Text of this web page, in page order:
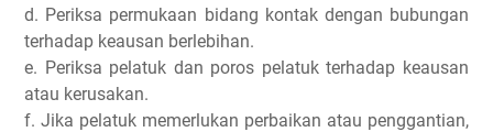
d. Periksa permukaan bidang kontak dengan bubungan
terhadap keausan berlebihan.
e. Periksa pelatuk dan poros pelatuk terhadap keausan
atau kerusakan.
f. Jika pelatuk memerlukan perbaikan atau penggantian,